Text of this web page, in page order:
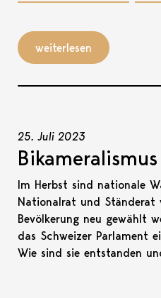
weiterlesen
25. Juli 2023
Bikameralismus
Im Herbst sind nationale
Nationalrat und Ständerat
Bevölkerung neu gewählt
das Schweizer Parlament
Wie sind sie entstanden